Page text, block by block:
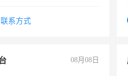
系方式
08月08日